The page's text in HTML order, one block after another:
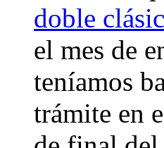
doble
el mes de
teníamos
trámite en